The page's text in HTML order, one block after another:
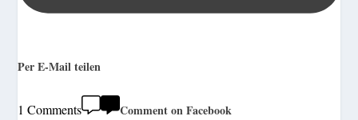
Per E-Mail teilen
1 Comments
Comment on Facebook